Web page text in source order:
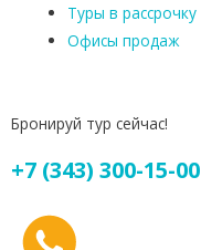
Туры в рассрочку
Офисы продаж
Бронируй тур сейчас!
+7 (343) 300-15-00